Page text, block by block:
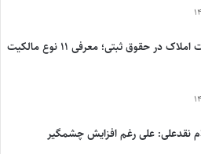
انواع مالکیت املاک در حقوق ثبتی؛ معرفی ۱۱ نوع مالکیت
نقدعلی: علی رغم افزایش چشمگیر